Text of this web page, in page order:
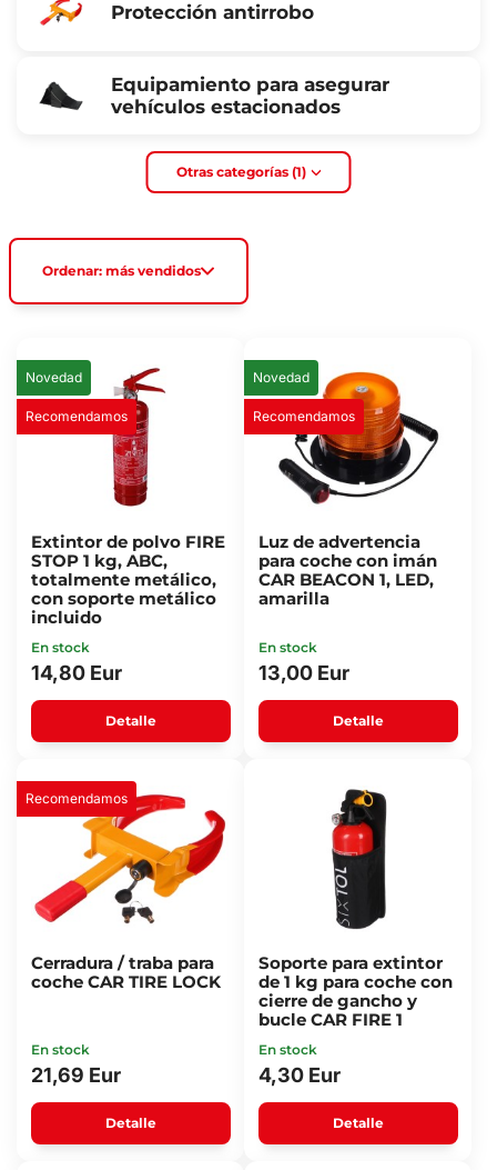
Protección antirrobo
Equipamiento para asegurar
vehículos estacionados
Otras categorías (1)
Ordenar: más vendidos
Novedad
Recomendamos
Extintor de polvo FIRE
STOP 1 kg, ABC,
totalmente metálico,
con soporte metálico
incluido
En stock
14,80 Eur
Detalle
Novedad
Recomendamos
Luz de advertencia
para coche con imán
CAR BEACON 1, LED,
amarilla
En stock
13,00 Eur
Detalle
Recomendamos
Cerradura / traba para
coche CAR TIRE LOCK
En stock
21,69 Eur
Detalle
Soporte para extintor
de 1 kg para coche con
cierre de gancho y
bucle CAR FIRE 1
En stock
4,30 Eur
Detalle